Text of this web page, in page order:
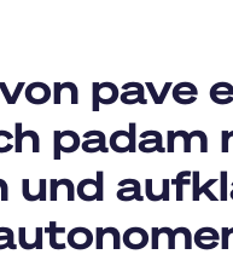
pave
padam
und